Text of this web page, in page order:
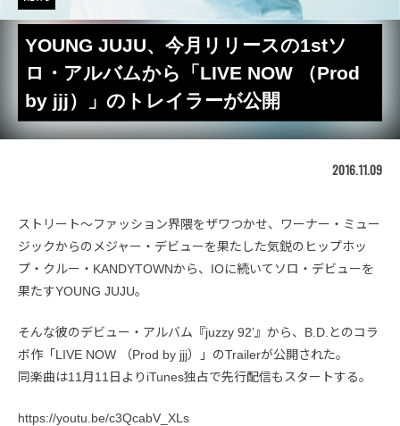
YOUNG JUJU、今月リリースの1stソ
ロ・アルバムから「LIVE NOW （Prod
by jjj）」のトレイラーが公開
2016.11.09
ストリート～ファッション界隈をザワつかせ、ワーナー・ミュー
ジックからのメジャー・デビューを果たした気鋭のヒップホッ
プ・クルー・KANDYTOWNから、IOに続いてソロ・デビューを
果たすYOUNG JUJU。
そんな彼のデビュー・アルバム『juzzy 92’』から、B.D.とのコラ
ボ作「LIVE NOW （Prod by jjj）」のTrailerが公開された。
同楽曲は11月11日よりiTunes独占で先行配信もスタートする。
https://youtu.be/c3QcabV_XLs